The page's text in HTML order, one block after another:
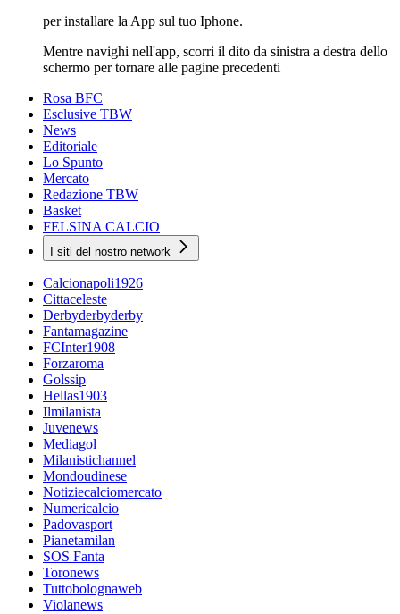
per installare la App sul tuo Iphone.
Mentre navighi nell'app, scorri il dito da sinistra a destra dello
schermo per tornare alle pagine precedenti
Rosa BFC
Esclusive TBW
News
Editoriale
Lo Spunto
Mercato
Redazione TBW
Basket
FELSINA CALCIO
I siti del nostro network
Calcionapoli1926
Cittaceleste
Derbyderbyderby
Fantamagazine
FCInter1908
Forzaroma
Golssip
Hellas1903
Ilmilanista
Juvenews
Mediagol
Milanistichannel
Mondoudinese
Notiziecalciomercato
Numericalcio
Padovasport
Pianetamilan
SOS Fanta
Toronews
Tuttobolognaweb
Violanews